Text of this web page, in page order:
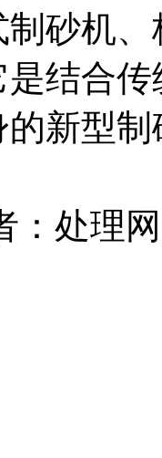
砂机
结合
新型
： 处理网